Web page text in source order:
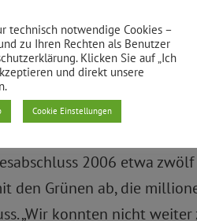
haben auch die
geworden“, sagt Manuel
rot-rote Senat seit
um überhaupt noch
2006 etwa
Grünen ab, die
„Wir konnten nicht
technisch notwendige Cookies –
zu Ihren Rechten als Benutzer
Klicken Sie auf „Ich
und direkt unsere
Cookie Einstellungen